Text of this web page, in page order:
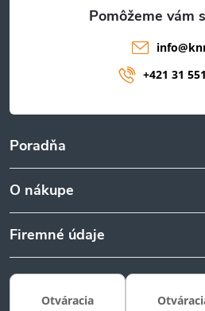
Poradňa
O nákupe
Firemné údaje
info@
+421 31
Otváracia